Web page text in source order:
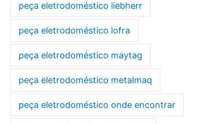
peça eletrodoméstico liebherr
peça eletrodoméstico lofra
peça eletrodoméstico maytag
peça eletrodoméstico metalmaq
peça eletrodoméstico onde encontrar